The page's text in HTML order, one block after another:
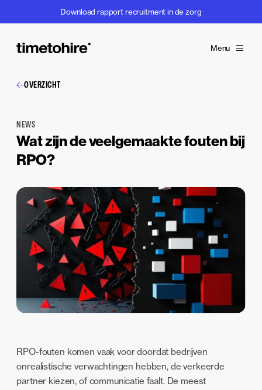
Download rapport recruitment in de zorg
Menu
OVERZICHT
NEWS
Wat zijn de veelgemaakte fouten bij
RPO?
RPO-fouten komen vaak voor doordat bedrijven
onrealistische verwachtingen hebben, de verkeerde
partner kiezen, of communicatie faalt. De meest